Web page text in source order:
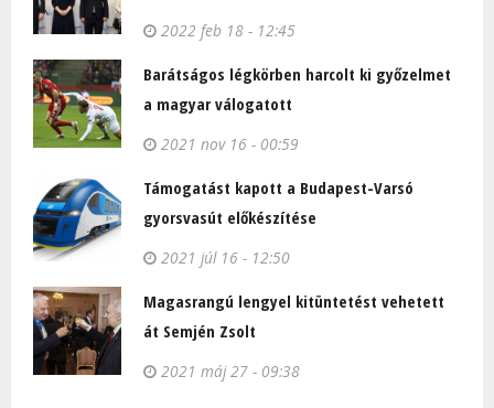
2022 feb 18 - 12:45
Barátságos légkörben harcolt ki győzelmet
a magyar válogatott
2021 nov 16 - 00:59
Támogatást kapott a Budapest-Varsó
gyorsvasút előkészítése
2021 júl 16 - 12:50
Magasrangú lengyel kitüntetést vehetett
át Semjén Zsolt
2021 máj 27 - 09:38